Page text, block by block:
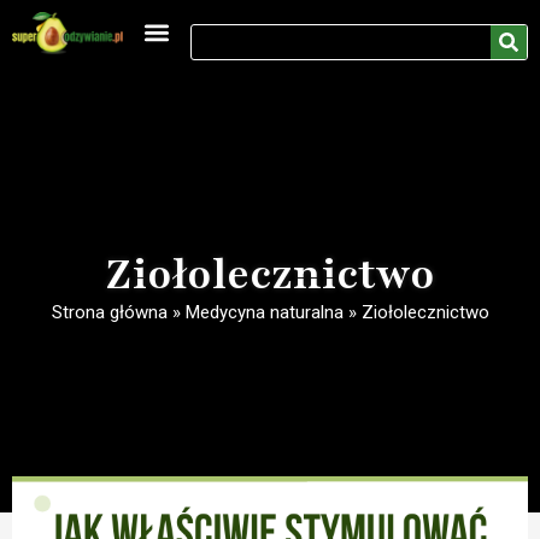
Ziołolecznictwo
Strona główna» Medycyna naturalna» Ziołolecznictwo